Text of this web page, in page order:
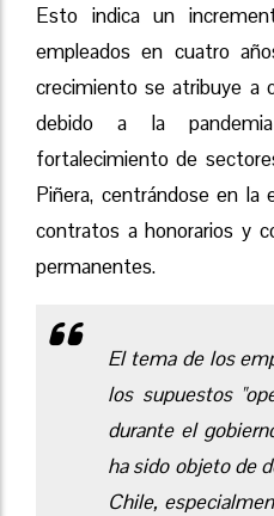
Esto indica un
empleados en cuatro
crecimiento se atribuye a
debido a la
fortalecimiento de
Piñera, centrándose en la
contratos a honorarios y
permanentes.
El tema de los
los supuestos
durante el
ha sido objeto de
Chile,